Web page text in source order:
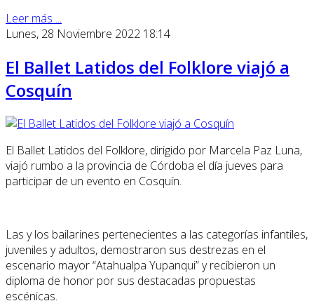
Leer más ...
Lunes, 28 Noviembre 2022 18:14
El Ballet Latidos del Folklore viajó a
Cosquín
El Ballet Latidos del Folklore, dirigido por Marcela Paz Luna,
viajó rumbo a la provincia de Córdoba el día jueves para
participar de un evento en Cosquín.
Las y los bailarines pertenecientes a las categorías infantiles,
juveniles y adultos, demostraron sus destrezas en el
escenario mayor “Atahualpa Yupanqui” y recibieron un
diploma de honor por sus destacadas propuestas
escénicas.